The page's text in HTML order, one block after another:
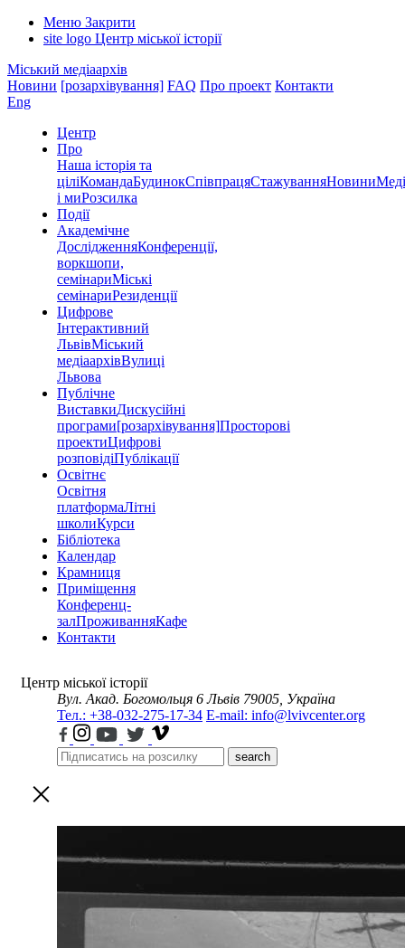
Меню Закрити
site logo Центр міської історії
Міський медіаархів
Новини [розархівування] FAQ Про проект Контакти
Eng
Центр
Про
Наша історія та
ціліКомандаБудинокСпівпрацяСтажуванняНовини
і миРозсилка
Події
Академічне
ДослідженняКонференції,
воркшопи,
семінариМіські
семінариРезиденції
Цифрове
Інтерактивний
ЛьвівМіський
медіаархівВулиці
Львова
Публічне
ВиставкиДискусійні
програми[розархівування]Просторові
проектиЦифрові
розповідіПублікації
Освітнє
Освітня
платформаЛітні
школиКурси
Бібліотека
Календар
Крамниця
Приміщення
Конференц-
залПроживанняКафе
Контакти
Центр міської історії
Вул. Акад. Богомольця 6 Львів 79005, Україна
Тел.: +38-032-275-17-34 E-mail: info@lvivcenter.org
search